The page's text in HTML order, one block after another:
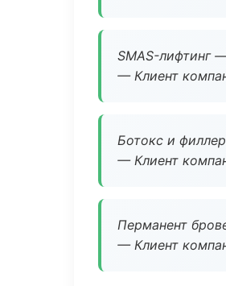
SMAS-лифтинг
— Клиент
Ботокс и
— Клиент
Перманент
— Клиент